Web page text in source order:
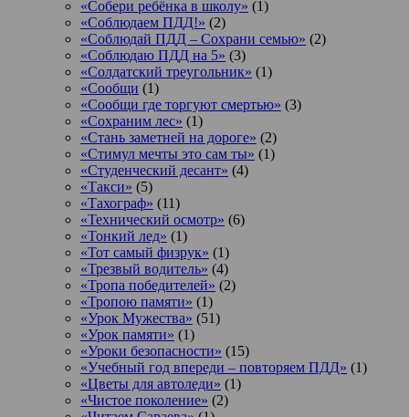
«Собери ребёнка в школу» (1)
«Соблюдаем ПДД!» (2)
«Соблюдай ПДД – Сохрани семью» (2)
«Соблюдаю ПДД на 5» (3)
«Солдатский треугольник» (1)
«Сообщи (1)
«Сообщи где торгуют смертью» (3)
«Сохраним лес» (1)
«Стань заметней на дороге» (2)
«Стимул мечты это сам ты» (1)
«Студенческий десант» (4)
«Такси» (5)
«Тахограф» (11)
«Технический осмотр» (6)
«Тонкий лед» (1)
«Тот самый физрук» (1)
«Трезвый водитель» (4)
«Тропа победителей» (2)
«Тропою памяти» (1)
«Урок Мужества» (51)
«Урок памяти» (1)
«Уроки безопасности» (15)
«Учебный год впереди – повторяем ПДД» (1)
«Цветы для автоледи» (1)
«Чистое поколение» (2)